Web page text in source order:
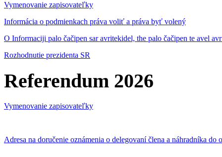
Vymenovanie zapisovateľky
Informácia o podmienkach práva voliť a práva byť volený
O Informaciji palo čačipen sar avritekidel, the palo čačipen te avel
Rozhodnutie prezidenta SR
Referendum 2026
Vymenovanie zapisovateľky
Adresa na doručenie oznámenia o delegovaní člena a náhradníka